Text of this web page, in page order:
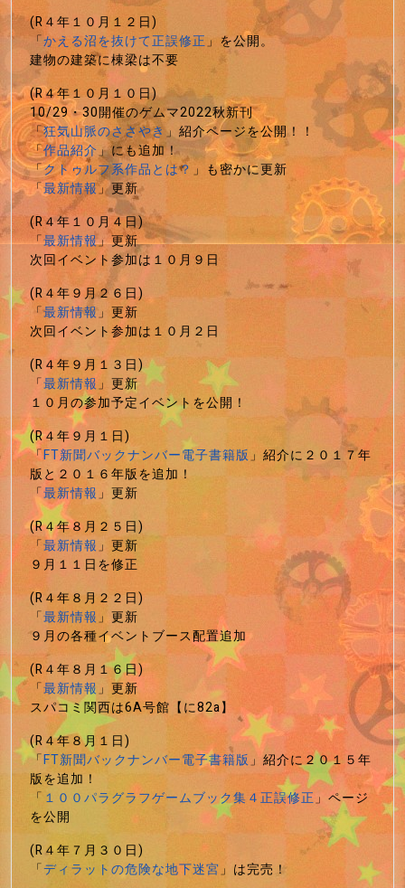
(R４年１０月１２日)
「かえる沼を抜けて正誤修正」を公開。
建物の建築に棟梁は不要
(R４年１０月１０日)
10/29・30開催のゲムマ2022秋新刊
「狂気山脈のささやき 」紹介ページを公開！！
「作品紹介」にも追加！
「クトゥルフ系作品とは？ 」も密かに更新
「最新情報」更新
(R４年１０月４日)
「最新情報」更新
次回イベント参加は１０月９日
(R４年９月２６日)
「最新情報」更新
次回イベント参加は１０月２日
(R４年９月１３日)
「最新情報」更新
１０月の参加予定イベントを公開！
(R４年９月１日)
「FT新聞バックナンバー電子書籍版」紹介に２０１７年
版と２０１６年版を追加！
「最新情報」更新
(R４年８月２５日)
「最新情報」更新
９月１１日を修正
(R４年８月２２日)
「最新情報」更新
９月の各種イベントブース配置追加
(R４年８月１６日)
「最新情報」更新
スパコミ関西は6A号館【に82a】
(R４年８月１日)
「FT新聞バックナンバー電子書籍版」紹介に２０１５年
版を追加！
「 １００パラグラフゲームブック集４正誤修正」ページ
を公開
(R４年７月３０日)
「ディラットの危険な地下迷宮」は完売！